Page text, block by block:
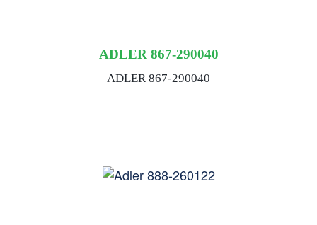
ADLER 867-290040
ADLER 867-290040